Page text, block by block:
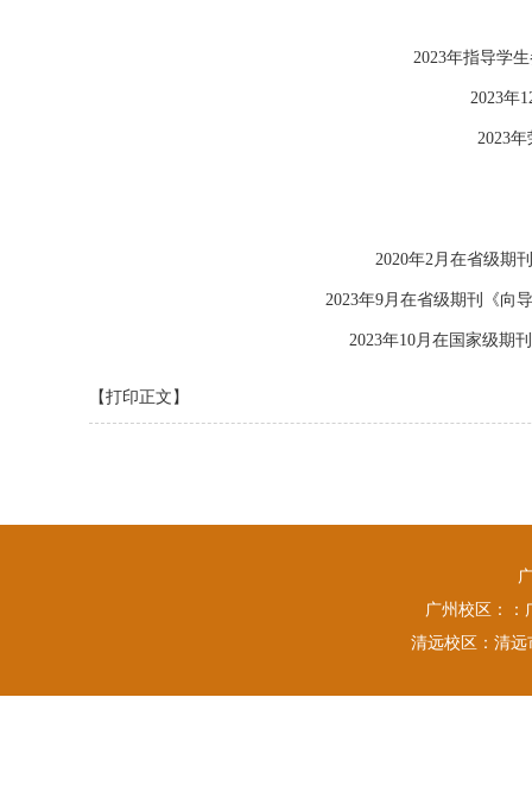
2023年指导学
2023年
2023
2020年2月在省级期
2023年9月在省级期刊《向
2023年10月在国家级期
【打印正文】
广州校区：：
清远校区：清